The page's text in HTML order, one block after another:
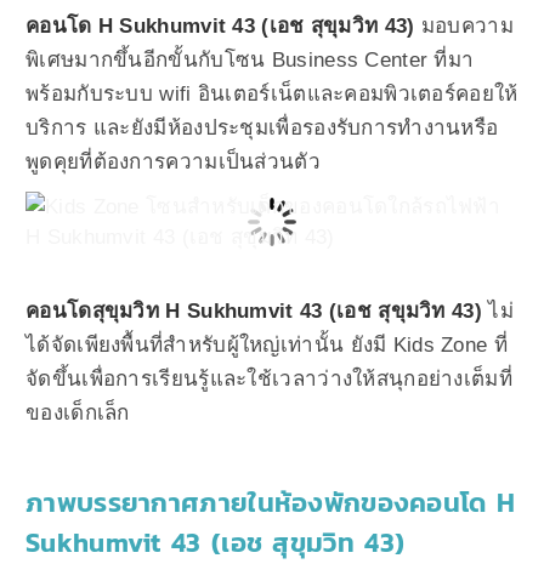
คอนโด H Sukhumvit 43 (เอช สุขุมวิท 43) มอบความ
พิเศษมากขึ้นอีกขั้นกับโซน Business Center ที่มา
พร้อมกับระบบ wifi อินเตอร์เน็ตและคอมพิวเตอร์คอยให้
บริการ และยังมีห้องประชุมเพื่อรองรับการทำงานหรือ
พูดคุยที่ต้องการความเป็นส่วนตัว
คอนโดสุขุมวิท H Sukhumvit 43 (เอช สุขุมวิท 43) ไม่
ได้จัดเพียงพื้นที่สำหรับผู้ใหญ่เท่านั้น ยังมี Kids Zone ที่
จัดขึ้นเพื่อการเรียนรู้และใช้เวลาว่างให้สนุกอย่างเต็มที่
ของเด็กเล็ก
ภาพบรรยากาศภายในห้องพักของคอนโด H
Sukhumvit 43 (เอช สุขุมวิท 43)